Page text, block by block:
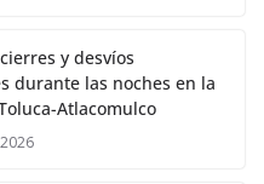
y desvíos
durante las noches en la
Atlacomulco